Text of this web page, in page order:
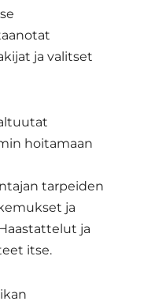
ja valitset
hoitamaan
tarpeiden
ja
ja
itse.